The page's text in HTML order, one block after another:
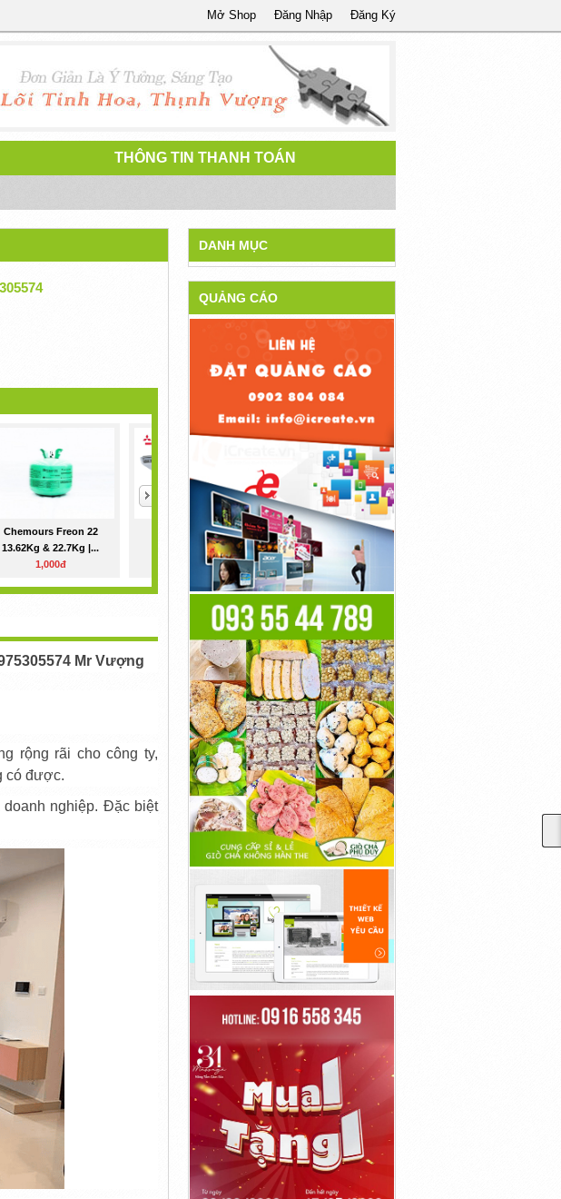
Đăng Ký
Đăng Nhập
Mở Shop
THÔNG TIN THANH TOÁN
Chemours Freon 22
13.62Kg & 22.7Kg |...
1,000đ
Máy Lạnh Áp Trần
Mitsubishi 5.5hp...
1,000đ
Gas R507 Chemours 11,35
Kg |...
1,000đ
>
Mr Vượng
rộng rãi cho công ty,
có được.
nghiệp. Đặc biệt
DANH MỤC
QUẢNG CÁO